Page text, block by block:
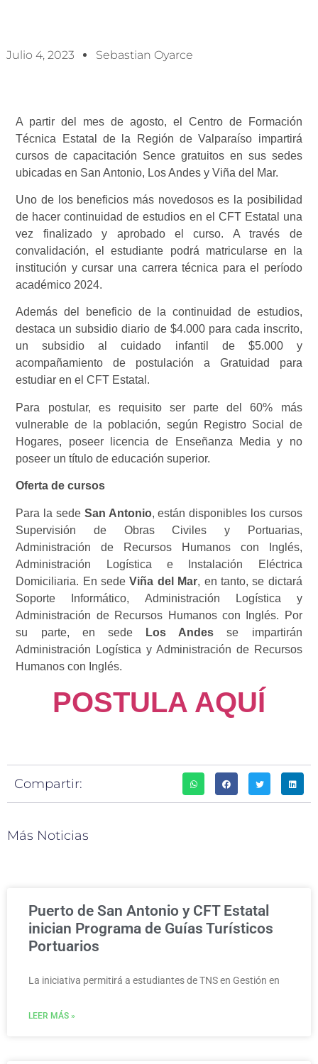
Julio 4, 2023 Sebastian Oyarce
A partir del mes de agosto, el Centro de Formación
Técnica Estatal de la Región de Valparaíso impartirá
cursos de capacitación Sence gratuitos en sus sedes
ubicadas en San Antonio, Los Andes y Viña del Mar.
Uno de los beneficios más novedosos es la posibilidad
de hacer continuidad de estudios en el CFT Estatal una
vez finalizado y aprobado el curso. A través de
convalidación, el estudiante podrá matricularse en la
institución y cursar una carrera técnica para el período
académico 2024.
Además del beneficio de la continuidad de estudios,
destaca un subsidio diario de $4.000 para cada inscrito,
un subsidio al cuidado infantil de $5.000 y
acompañamiento de postulación a Gratuidad para
estudiar en el CFT Estatal.
Para postular, es requisito ser parte del 60% más
vulnerable de la población, según Registro Social de
Hogares, poseer licencia de Enseñanza Media y no
poseer un título de educación superior.
Oferta de cursos
Para la sede San Antonio, están disponibles los cursos
Supervisión de Obras Civiles y Portuarias,
Administración de Recursos Humanos con Inglés,
Administración Logística e Instalación Eléctrica
Domiciliaria. En sedeViña del Mar, en tanto, se dictará
Soporte Informático, Administración Logística y
Administración de Recursos Humanos con Inglés. Por
su parte, en sede
Los Andes se impartirán
Administración Logística y Administración de Recursos
Humanos con Inglés.
POSTULA AQUÍ
Compartir:
Más Noticias
Puerto de San Antonio y CFT Estatal
inician Programa de Guías Turísticos
Portuarios
La iniciativa permitirá a estudiantes de TNS en Gestión en
LEER MÁS »